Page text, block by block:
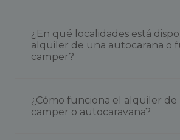
¿En qué localidades está
alquiler de una autocarana o
camper?
¿Cómo funciona el alquiler de
camper o autocaravana?